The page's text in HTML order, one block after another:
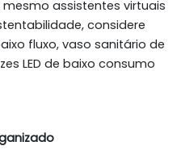
assistentes virtuais
considere
fluxo, vaso sanitário de
LED de baixo consumo